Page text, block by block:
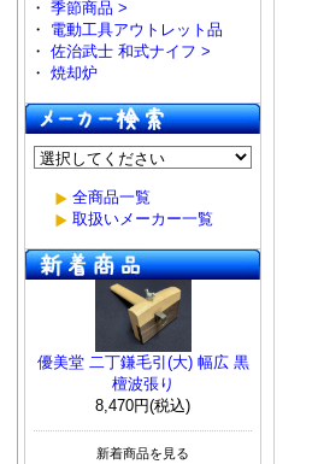
・ 季節商品 >
・ 電動工具アウトレット品
・ 佐治武士 和式ナイフ >
・ 焼却炉
全商品一覧
取扱いメーカー一覧
優美堂 二丁鎌毛引(大) 幅広 黒
檀波張り
8,470円(税込)
新着商品を見る